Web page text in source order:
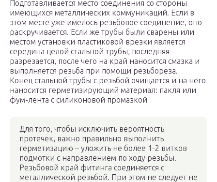
Подготавливается место соединения со стороны
имеющихся металлических коммуникаций. Если в
этом месте уже имелось резьбовое соединение, оно
раскручивается. Если же трубы были сварены или
местом установки пластиковой врезки является
середина целой стальной трубы, последняя
разрезается, после чего на край наносится смазка и
выполняется резьба при помощи резьбореза.
Конец стальной трубы с резьбой очищается и на него
наносится герметизирующий материал: пакля или
фум-лента с силиконовой промазкой
Для того, чтобы исключить вероятность
протечек, важно правильно выполнить
герметизацию – уложить не более 1-2 витков
подмотки с направлением по ходу резьбы.
Резьбовой край фитинга соединяется с
металлической резьбой. При этом не следует не